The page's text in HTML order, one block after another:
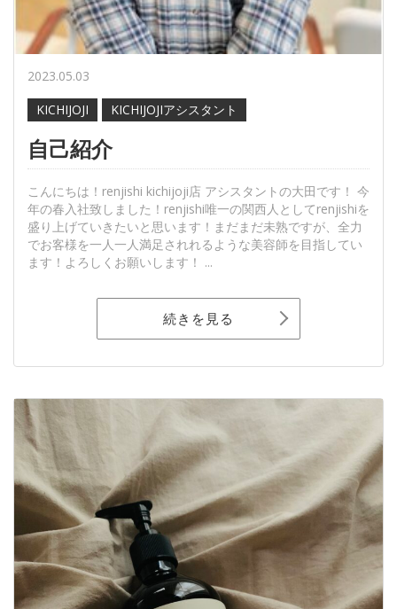
2023.05.03
KICHIJOJI
KICHIJOJIアシスタント
自己紹介
こんにちは！renjishi kichijoji店 アシスタントの大田です！ 今
年の春入社致しました！renjishi唯一の関西人としてrenjishiを
盛り上げていきたいと思います！まだまだ未熟ですが、全力
でお客様を一人一人満足されれるような美容師を目指してい
ます！よろしくお願いします！ ...
続きを見る